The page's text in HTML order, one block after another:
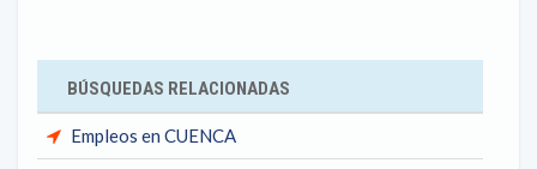
BÚSQUEDAS RELACIONADAS
Empleos en CUENCA